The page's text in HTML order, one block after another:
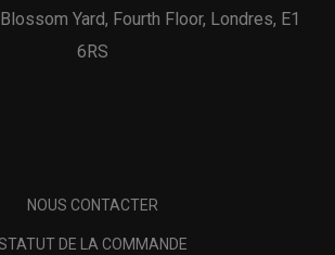
Yard, Fourth Floor, Londres, E1
6RS
NOUS CONTACTER
DE LA COMMANDE